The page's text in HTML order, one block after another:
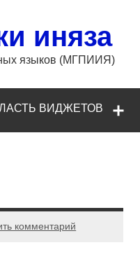
иняза
языков (МГПИИЯ)
ВИДЖЕТОВ
комментарий